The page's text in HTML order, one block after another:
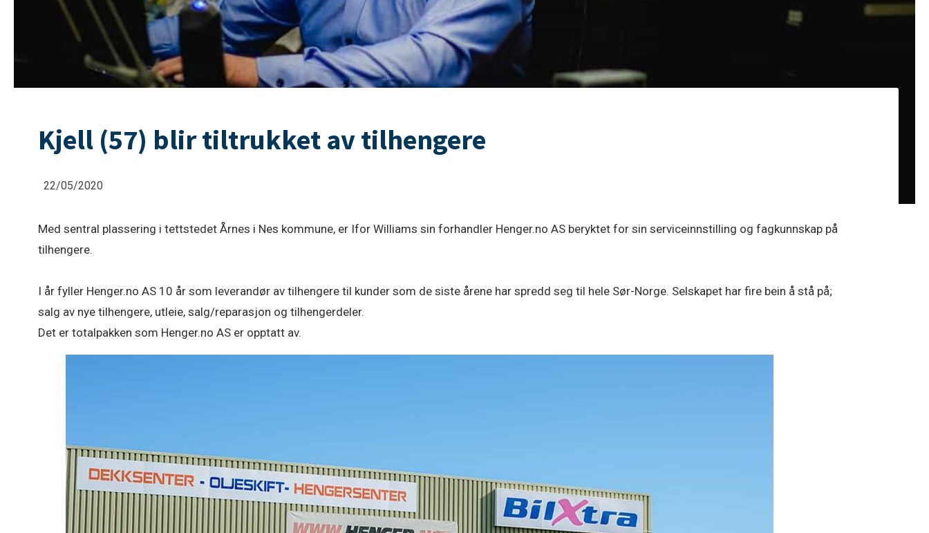
Kjell (57) blir tiltrukket av tilhengere
22/05/2020
Med sentral plassering i tettstedet Årnes i Nes kommune, er Ifor Williams sin forhandler Henger.no AS beryktet for sin serviceinnstilling og fagkunnskap på
tilhengere.
I år fyller Henger.no AS 10 år som leverandør av tilhengere til kunder som de siste årene har spredd seg til hele Sør-Norge. Selskapet har fire bein å stå på;
salg av nye tilhengere, utleie, salg/reparasjon og tilhengerdeler.
Det er totalpakken som Henger.no AS er opptatt av.